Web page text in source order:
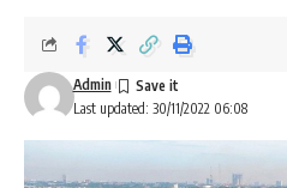
Last updated: 30/11/2022 06:08
Admin